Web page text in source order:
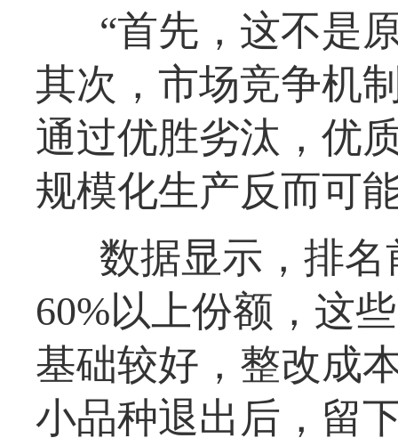
“首先，这不是
其次，市场竞争机
通过优胜劣汰，优
规模化生产反而可
数据显示，排
60%以上份额，这
基础较好，整改成
小品种退出后，留